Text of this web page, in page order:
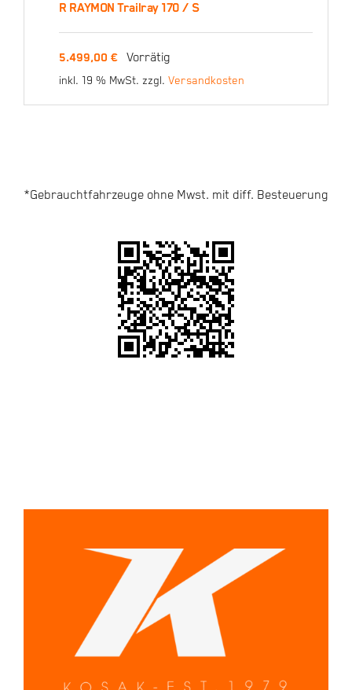
S
5.499,00€
R RAYMON Trailray 170 / S
5.499,00€ Vorrätig
inkl. 19 % MwSt. zzgl.Versandkosten
*Gebrauchtfahrzeuge ohne Mwst. mit diff. Besteuerung